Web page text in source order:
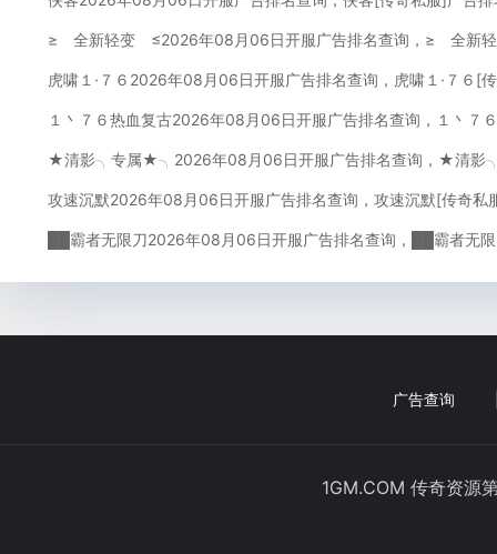
≥ 全新轻变 ≤2026年08月06日开服广告排名查询，≥ 全新
虎啸１·７６2026年08月06日开服广告排名查询，虎啸１·７６[
１丶７６热血复古2026年08月06日开服广告排名查询，１丶７
★清影╮专属★╮2026年08月06日开服广告排名查询，★清影
攻速沉默2026年08月06日开服广告排名查询，攻速沉默[传奇私
██霸者无限刀2026年08月06日开服广告排名查询，██霸者无
广告查询
1GM.COM 传奇资源